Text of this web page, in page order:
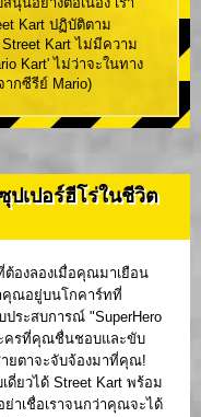
Kart ปฏิบัติตาม
Kart ไม่มีความ
Kart' ไม่ว่าจะในทาง
ากซีรีย์ Mario)
เปอร์ฮีโร่ในชีวิต
องลองเมื่อคุณมาเยือน
คุณอยู่บนโกคาร์ทที่
ระสบการณ์ "SuperHero
ะครที่คุณชื่นชอบและขับ
ายตาจะจับจ้องมาที่คุณ!
ยวได้ Street Kart พร้อม
าเชื่อเราจนกว่าคุณจะได้